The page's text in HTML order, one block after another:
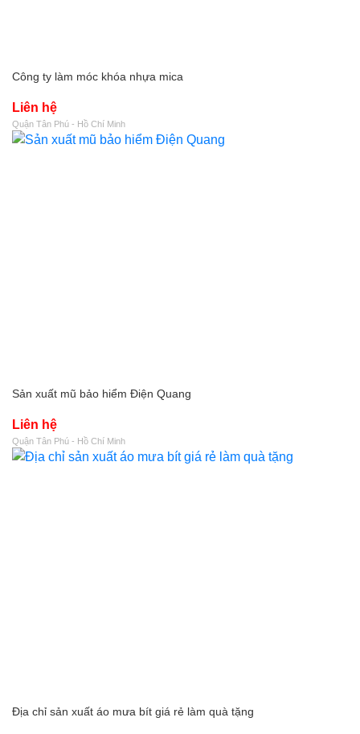
Công ty làm móc khóa nhựa mica
Liên hệ
Quận Tân Phú - Hồ Chí Minh
Sản xuất mũ bảo hiểm Điện Quang
Liên hệ
Quận Tân Phú - Hồ Chí Minh
Địa chỉ sản xuất áo mưa bít giá rẻ làm quà tặng